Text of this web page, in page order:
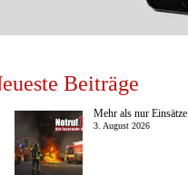
Beiträge
Mehr als nur Einsätze
3. August 2026